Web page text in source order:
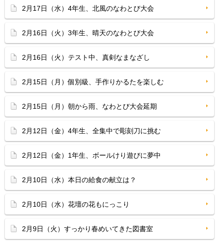
2月17日（水）4年生、北風のなわとび大会
2月16日（火）3年生、晴天のなわとび大会
2月16日（火）テスト中、真剣なまなざし
2月15日（月）個別級、手作りかるたを楽しむ
2月15日（月）朝から雨、なわとび大会延期
2月12日（金）4年生、全集中で彫刻刀に挑む
2月12日（金）1年生、ボールけり遊びに夢中
2月10日（水）本日の給食の献立は？
2月10日（水）花壇の花もにっこり
2月9日（火）すっかり春めいてきた図書室